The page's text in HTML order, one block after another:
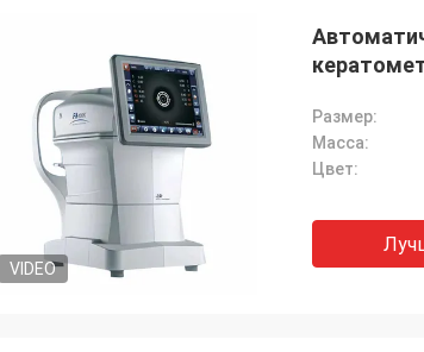
Bob
судил за больше чем 10 поставщиков
нашего дела оптических
но JingGong самое
они может обеспечить
профессиональные ответы
VIDEO
Размер:
Масса:
Цвет: